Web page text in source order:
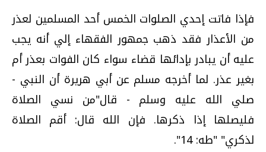
فإذا فاتت إحدي الصلوات الخمس أحد المسلمين لعذر
من الأعذار فقد ذهب جمهور الفقهاء إلي أنه يجب
عليه أن يبادر بإدائها قضاء سواء كان الفوات بعذر أم
بغير عذر. لما أخرجه مسلم عن أبي هريرة أن النبي -
صلي الله عليه وسلم - قال"من نسي الصلاة
فليصلها إذا ذكرها. فإن الله قال: أقم الصلاة
لذكري" "طه: 14".